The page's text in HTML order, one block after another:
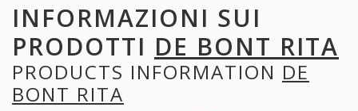
INFORMAZIONI SUI
PRODOTTI DE BONT RITA
PRODUCTS INFORMATION DE
BONT RITA